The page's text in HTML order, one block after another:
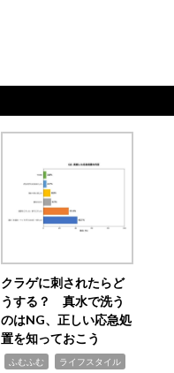
クラゲに刺されたらど
うする？ 真水で洗う
のはNG、正しい応急処
置を知っておこう
ふむふむ ライフスタイル